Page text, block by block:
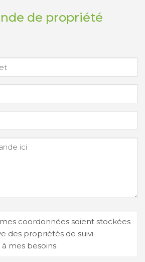
de propriété
coordonnées soient stockées
des propriétés de suivi
mes besoins.